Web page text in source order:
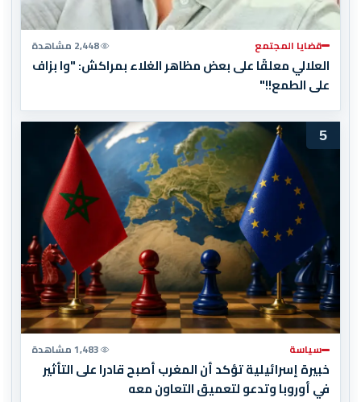
قضايا المجتمع 2,448 مشاهدة
العلالي معلقًا على بعض مظاهر الغلاء بمراكش: "وا بزاف
على الطمع!!"
5
سياسة 1,483 مشاهدة
خبيرة إسرائيلية تؤكد أن المغرب أصبح قادرا على التأثير
في أوروبا وتدعو لتعميق التعاون معه